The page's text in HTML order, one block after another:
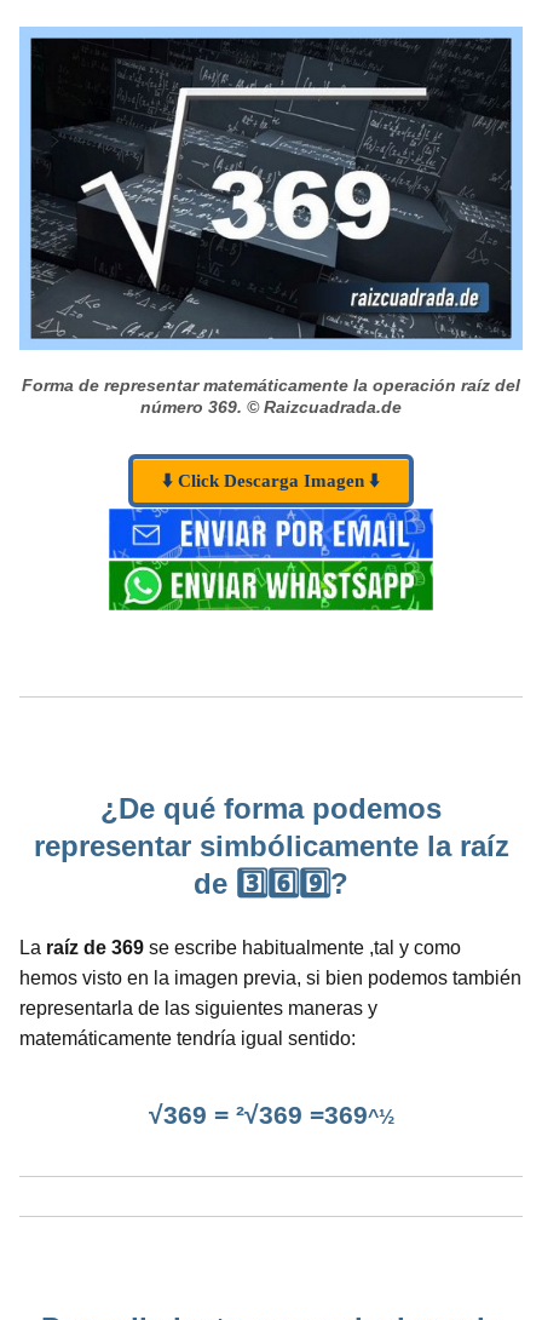
Forma de representar matemáticamente la operación raíz del
número 369. © Raizcuadrada.de
⬇️ Click Descarga Imagen ⬇️
¿De qué forma podemos
representar simbólicamente la raíz
de 3️⃣6️⃣9️⃣?
La raíz de 369 se escribe habitualmente ,tal y como
hemos visto en la imagen previa, si bien podemos también
representarla de las siguientes maneras y
matemáticamente tendría igual sentido:
√369 = ²√369 =369^½